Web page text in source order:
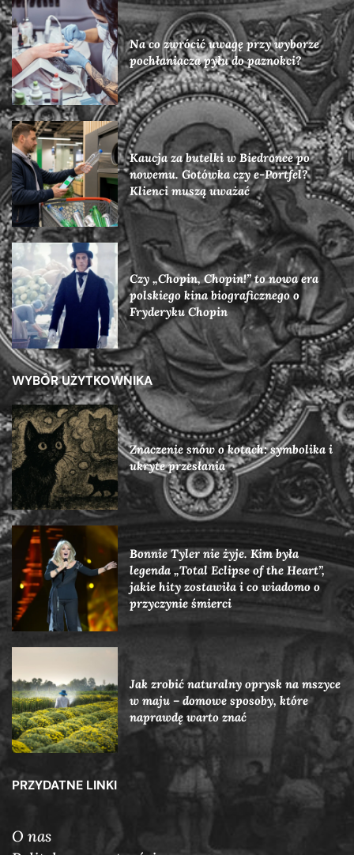
Na co zwrócić uwagę przy wyborze
pochłaniacza pyłu do paznokci?
Kaucja za butelki w Biedronce po
nowemu. Gotówka czy e-Portfel?
Klienci muszą uważać
Czy „Chopin, Chopin!” to nowa era
polskiego kina biograficznego o
Fryderyku Chopin
WYBÓR UŻYTKOWNIKA
Znaczenie snów o kotach: symbolika i
ukryte przesłania
Bonnie Tyler nie żyje. Kim była
legenda „Total Eclipse of the Heart”,
jakie hity zostawiła i co wiadomo o
przyczynie śmierci
Jak zrobić naturalny oprysk na mszyce
w maju – domowe sposoby, które
naprawdę warto znać
PRZYDATNE LINKI
O nas